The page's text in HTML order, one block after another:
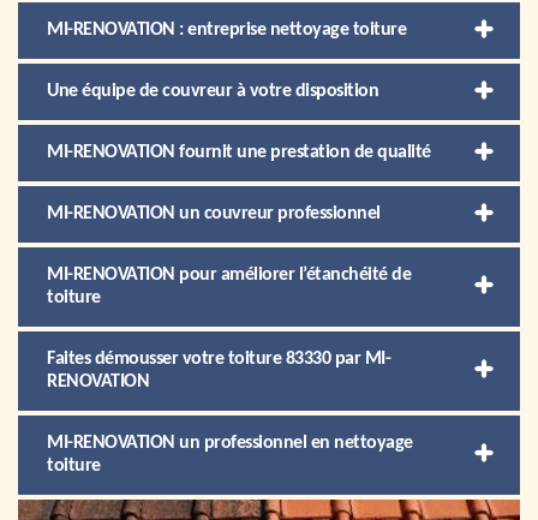
MI-RENOVATION : entreprise nettoyage toiture
Une équipe de couvreur à votre disposition
MI-RENOVATION fournit une prestation de qualité
MI-RENOVATION un couvreur professionnel
MI-RENOVATION pour améliorer l’étanchéité de
toiture
Faites démousser votre toiture 83330 par MI-
RENOVATION
MI-RENOVATION un professionnel en nettoyage
toiture